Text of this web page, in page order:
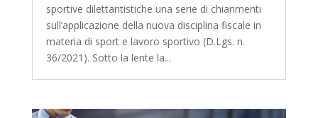
sportive dilettantistiche una serie di chiarimenti
sull’applicazione della nuova disciplina fiscale in
materia di sport e lavoro sportivo (D.Lgs. n.
36/2021). Sotto la lente la...